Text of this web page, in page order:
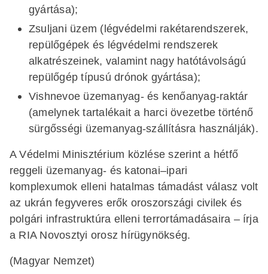
gyártása);
Zsuljani üzem (légvédelmi rakétarendszerek,
repülőgépek és légvédelmi rendszerek
alkatrészeinek, valamint nagy hatótávolságú
repülőgép típusú drónok gyártása);
Vishnevoe üzemanyag- és kenőanyag-raktár
(amelynek tartalékait a harci övezetbe történő
sürgősségi üzemanyag-szállításra használják).
A Védelmi Minisztérium közlése szerint a hétfő
reggeli üzemanyag- és katonai–ipari
komplexumok elleni hatalmas támadást válasz volt
az ukrán fegyveres erők oroszországi civilek és
polgári infrastruktúra elleni terrortámadásaira – írja
a RIA Novosztyi orosz hírügynökség.
(Magyar Nemzet)